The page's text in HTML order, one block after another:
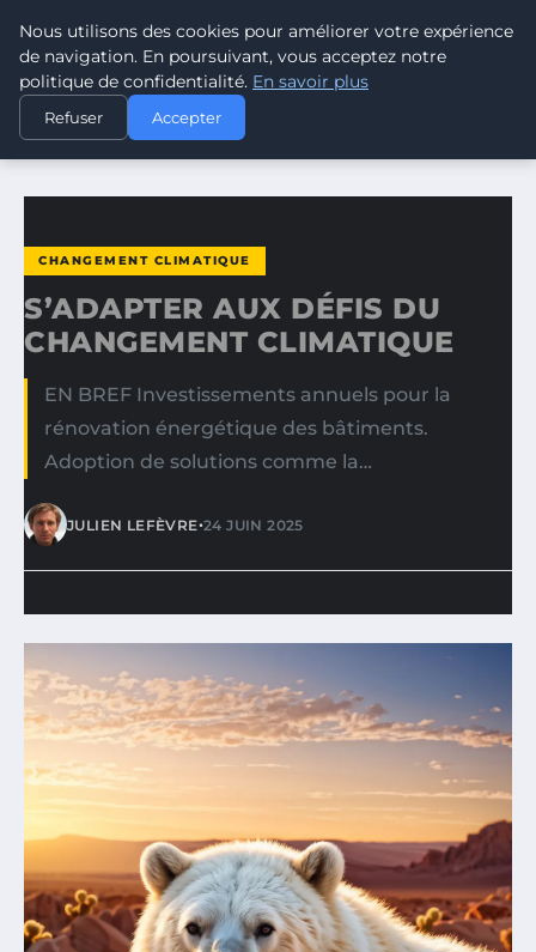
CLIMATE RESPONSE BLOG
ACCUEIL
CHANGEMENT CLIMATIQUE
S’ADAPTER AUX DÉFIS DU CHANGEMENT CLIMATIQUE
CHANGEMENT CLIMATIQUE
S’ADAPTER AUX DÉFIS DU
CHANGEMENT CLIMATIQUE
EN BREF Investissements annuels pour la
rénovation énergétique des bâtiments.
Adoption de solutions comme la…
JULIEN LEFÈVRE•24 JUIN 2025
Nous utilisons des cookies pour améliorer votre expérience
de navigation. En poursuivant, vous acceptez notre
politique de confidentialité. En savoir plus
Refuser Accepter